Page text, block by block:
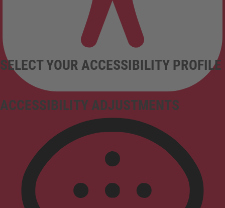
ACCESSIBILITY ADJUSTMENTS
SELECT YOUR ACCESSIBILITY PROFILE